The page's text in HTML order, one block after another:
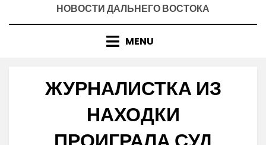
НОВОСТИ ДАЛЬНЕГО ВОСТОКА
MENU
ЖУРНАЛИСТКА ИЗ
НАХОДКИ